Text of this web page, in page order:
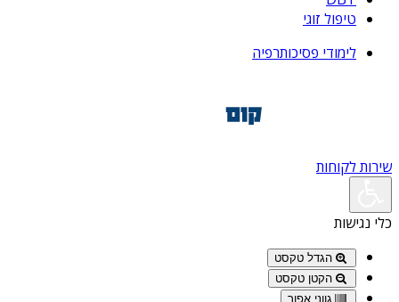
טיפול זוגי
לימודי פסיכותרפיה
שירות לקוחות
כלי נגישות
הגדל טקסט
הקטן טקסט
גווני אפור